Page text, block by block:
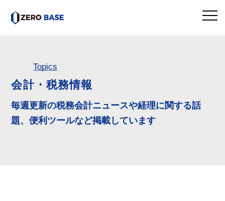
Topics
会計・税務情報
毎週更新の税務会計ニュースや経理に関する話
題、便利ツールなど掲載しています